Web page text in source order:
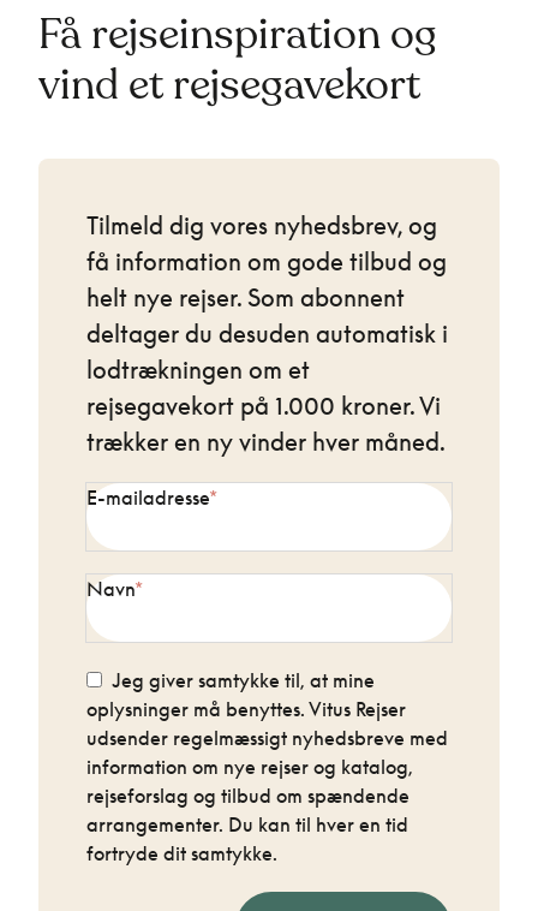
Få rejseinspiration og
vind et rejsegavekort
Tilmeld dig vores nyhedsbrev, og
få information om gode tilbud og
helt nye rejser. Som abonnent
deltager du desuden automatisk i
lodtrækningen om et
rejsegavekort på 1.000 kroner. Vi
trækker en ny vinder hver måned.
E-mailadresse
Navn
Jeg giver samtykke til, at mine
oplysninger må benyttes. Vitus Rejser
udsender regelmæssigt nyhedsbreve med
information om nye rejser og katalog,
rejseforslag og tilbud om spændende
arrangementer. Du kan til hver en tid
fortryde dit samtykke.